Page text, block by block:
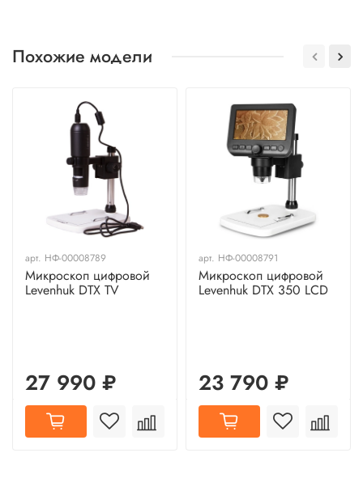
Похожие модели
арт. НФ-00008789
Микроскоп цифровой
Levenhuk DTX TV
27 990 ₽
арт. НФ-00008791
Микроскоп цифровой
Levenhuk DTX 350 LCD
23 790 ₽